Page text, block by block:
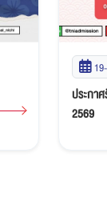
ประกา
2569